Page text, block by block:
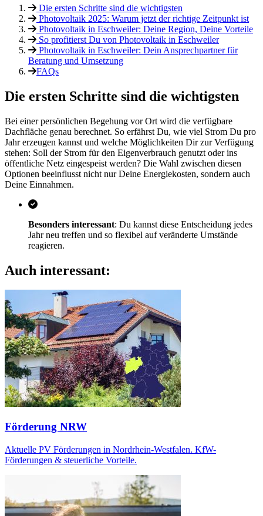
Die ersten Schritte sind die wichtigsten
Photovoltaik 2025: Warum jetzt der richtige Zeitpunkt ist
Photovoltaik in Eschweiler: Deine Region, Deine Vorteile
So profitierst Du von Photovoltaik in Eschweiler
Photovoltaik in Eschweiler: Dein Ansprechpartner für
Beratung und Umsetzung
FAQs
Die ersten Schritte sind die wichtigsten
Bei einer persönlichen Begehung vor Ort wird die verfügbare
Dachfläche genau berechnet. So erfährst Du, wie viel Strom Du pro
Jahr erzeugen kannst und welche Möglichkeiten Dir zur Verfügung
stehen: Soll der Strom für den Eigenverbrauch genutzt oder ins
öffentliche Netz eingespeist werden? Die Wahl zwischen diesen
Optionen beeinflusst nicht nur Deine Energiekosten, sondern auch
Deine Einnahmen.
Besonders interessant: Du kannst diese Entscheidung jedes
Jahr neu treffen und so flexibel auf veränderte Umstände
reagieren.
Auch interessant:
Förderung NRW
Aktuelle PV Förderungen in Nordrhein-Westfalen. KfW-
Förderungen & steuerliche Vorteile.